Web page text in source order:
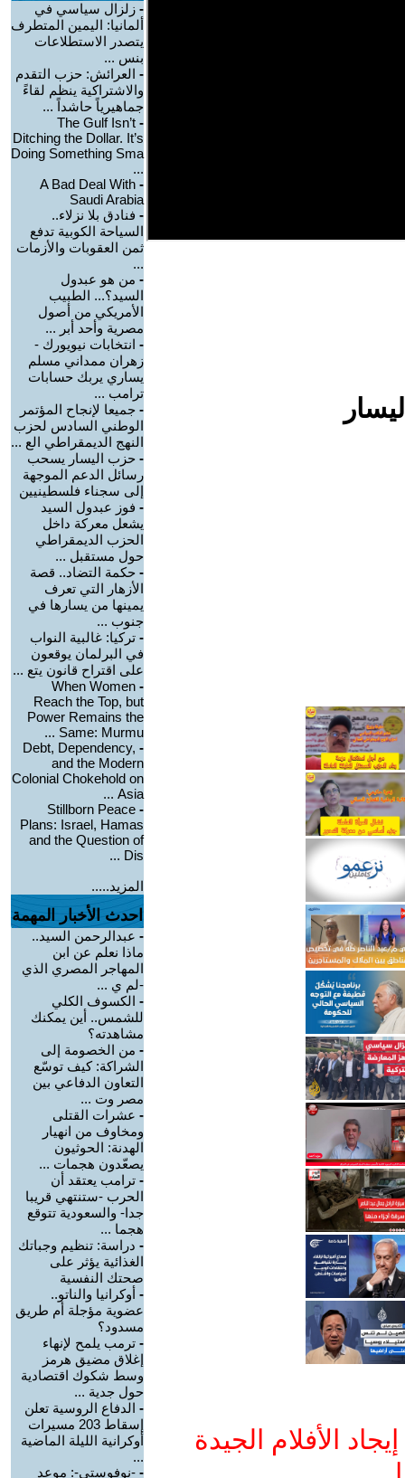
الأفلام الجيدة
- زلزال سياسي في
ألمانيا: اليمين المتطرف
يتصدر الاستطلاعات
بنس ...
- العرائش: حزب التقدم
والاشتراكية ينظم لقاءً
جماهيرياً حاشداً ...
-
The Gulf Isn’t
Ditching the Dollar. It’s
Doing Something Sma
...
-
A Bad Deal With
Saudi Arabia
- فنادق بلا نزلاء..
السياحة الكوبية تدفع
ثمن العقوبات والأزمات
...
- من هو عبدول
السيد؟... الطبيب
الأمريكي من أصول
مصرية وأحد أبر ...
- انتخابات نيويورك -
زهران ممداني مسلم
يساري يربك حسابات
ترامب ...
- جميعا لإنجاح المؤتمر
الوطني السادس لحزب
النهج الديمقراطي الع ...
- حزب اليسار يسحب
رسائل الدعم الموجهة
إلى سجناء فلسطينيين
- فوز عبدول السيد
يشعل معركة داخل
الحزب الديمقراطي
حول مستقبل ...
- حكمة التضاد.. قصة
الأزهار التي تعرف
يمينها من يسارها في
جنوب ...
- تركيا: غالبية النواب
في البرلمان يوقعون
على اقتراح قانون يتع ...
-
When Women
Reach the Top, but
Power Remains the
Same: Murmu ...
-
Debt, Dependency,
and the Modern
Colonial Chokehold on
Asia ...
-
Stillborn Peace
Plans: Israel, Hamas
and the Question of
Dis ...
المزيد.....
احدث الأخبار المهمة
- عبدالرحمن السيد..
ماذا نعلم عن ابن
المهاجر المصري الذي
-لم ي ...
- الكسوف الكلي
للشمس.. أين يمكنك
مشاهدته؟
- من الخصومة إلى
الشراكة: كيف توسّع
التعاون الدفاعي بين
مصر وت ...
- عشرات القتلى
ومخاوف من انهيار
الهدنة: الحوثيون
يصعّدون هجمات ...
- ترامب يعتقد أن
الحرب -ستنتهي قريبا
جدا- والسعودية تتوقع
هجما ...
- دراسة: تنظيم وجباتك
الغذائية يؤثر على
صحتك النفسية
- أوكرانيا والناتو..
عضوية مؤجلة أم طريق
مسدود؟
- ترمب يلمح لإنهاء
إغلاق مضيق هرمز
وسط شكوك اقتصادية
حول جدية ...
- الدفاع الروسية تعلن
إسقاط 203 مسيرات
أوكرانية الليلة الماضية
...
- -نوفوستي-: موعد